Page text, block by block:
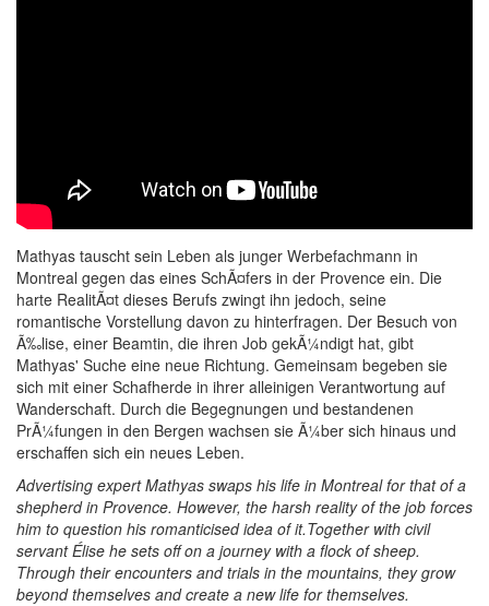
Mathyas tauscht sein Leben als junger Werbefachmann in
Montreal gegen das eines SchÃ¤fers in der Provence ein. Die
harte RealitÃ¤t dieses Berufs zwingt ihn jedoch, seine
romantische Vorstellung davon zu hinterfragen. Der Besuch von
Ã‰lise, einer Beamtin, die ihren Job gekÃ¼ndigt hat, gibt
Mathyas' Suche eine neue Richtung. Gemeinsam begeben sie
sich mit einer Schafherde in ihrer alleinigen Verantwortung auf
Wanderschaft. Durch die Begegnungen und bestandenen
PrÃ¼fungen in den Bergen wachsen sie Ã¼ber sich hinaus und
erschaffen sich ein neues Leben.
Advertising expert Mathyas swaps his life in Montreal for that of a
shepherd in Provence. However, the harsh reality of the job forces
him to question his romanticised idea of it.Together with civil
servant Élise he sets off on a journey with a flock of sheep.
Through their encounters and trials in the mountains, they grow
beyond themselves and create a new life for themselves.